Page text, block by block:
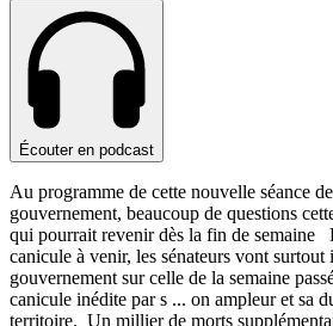
Écouter en podcast
Au programme de cette nouvelle séance
gouvernement, beaucoup de questions
qui pourrait revenir dès la fin de semaine
canicule à venir, les sénateurs vont surtout
gouvernement sur celle de la semaine
canicule inédite par s ... on ampleur et sa
territoire. Un millier de morts